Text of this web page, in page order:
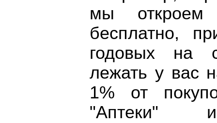
мы откроем
бесплатно,
годовых на
лежать у вас
1% от
"Аптеки" и